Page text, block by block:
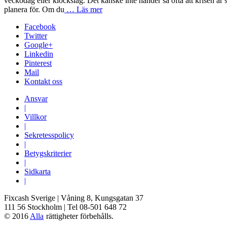
planera för. Om du … Läs mer
Facebook
Twitter
Google+
Linkedin
Pinterest
Mail
Kontakt oss
Ansvar
|
Villkor
|
Sekretesspolicy
|
Betygskriterier
|
Sidkarta
|
Fixcash Sverige | Våning 8, Kungsgatan 37
111 56 Stockholm | Tel 08-501 648 72
© 2016 Alla rättigheter förbehålls.